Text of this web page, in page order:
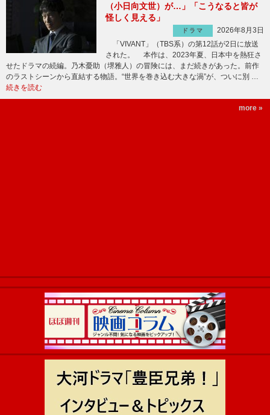
（小日向文世）が…」「こうなると皆が
怪しく見える」
ドラマ
2026年8月3日
「VIVANT」（TBS系）の第12話が2日に放送
された。 本作は、2023年夏、日本中を熱狂さ
せたドラマの続編。乃木憂助（堺雅人）の冒険には、まだ続きがあった。前作
のラストシーンから直結する物語。“世界を巻き込む大きな渦”が、ついに別 …
続きを読む
more »